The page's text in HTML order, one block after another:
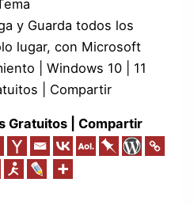
y Guarda todos los
lugar, con Microsoft
| Windows 10 | 11
| Compartir
Gratuitos | Compartir